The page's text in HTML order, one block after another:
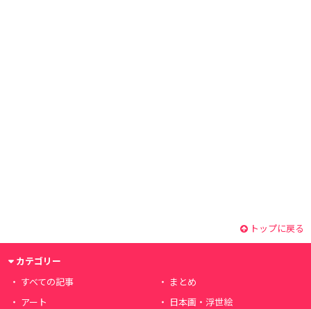
トップに戻る
カテゴリー
すべての記事
まとめ
アート
日本画・浮世絵